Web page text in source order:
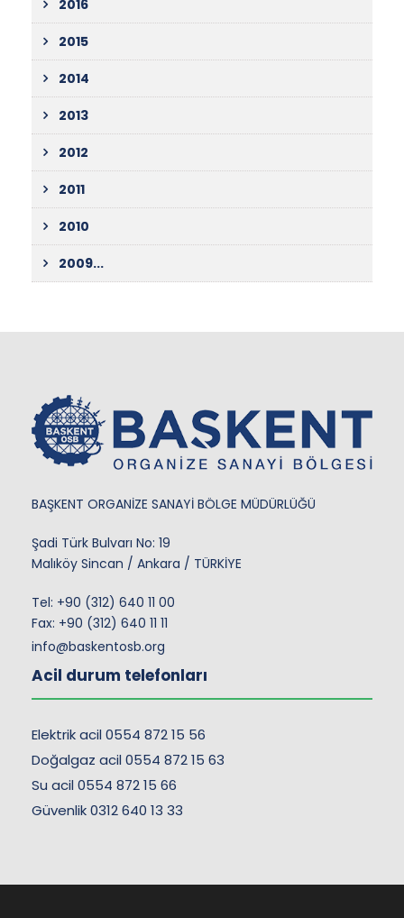
2016
2015
2014
2013
2012
2011
2010
2009...
BAŞKENT ORGANİZE SANAYİ BÖLGE MÜDÜRLÜĞÜ
Şadi Türk Bulvarı No: 19
Malıköy Sincan / Ankara / TÜRKİYE
Tel: +90 (312) 640 11 00
Fax: +90 (312) 640 11 11
info@baskentosb.org
Acil durum telefonları
Elektrik acil 0554 872 15 56
Doğalgaz acil 0554 872 15 63
Su acil 0554 872 15 66
Güvenlik 0312 640 13 33